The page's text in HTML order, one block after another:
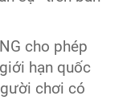
cho phép
hạn quốc
chơi có